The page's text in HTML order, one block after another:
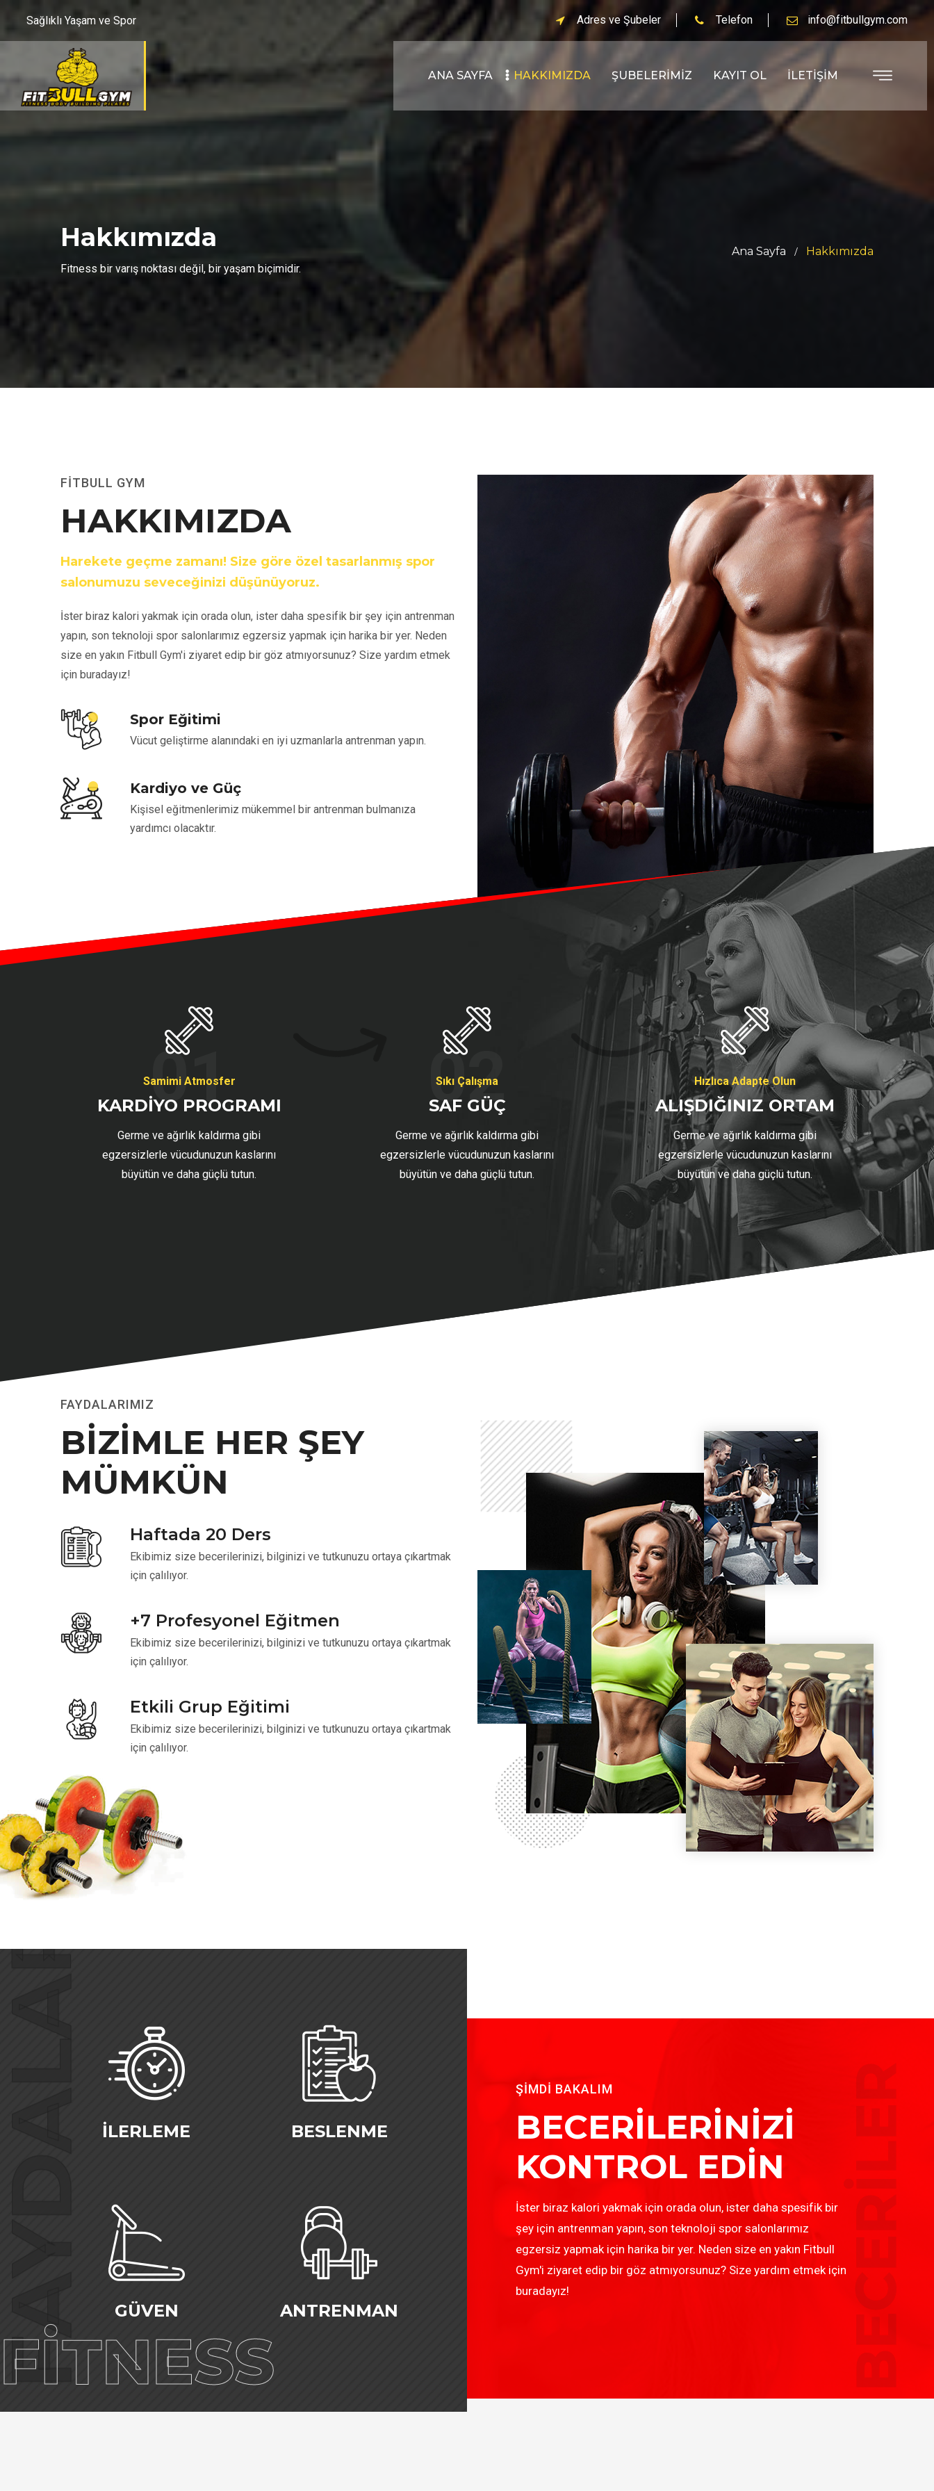
Sağlıklı Yaşam ve Spor Adres ve Şubeler Telefon info@fitbullgym.com
ANA SAYFA HAKKIMIZDA ŞUBELERIMIZ KAYIT OL İLETIŞIM
Hakkımızda
Fitness bir varış noktası değil, bir yaşam biçimidir.
Ana Sayfa Hakkımızda
FITBULL GYM
HAKKIMIZDA
Harekete geçme zamanı! Size göre özel tasarlanmış spor
salonumuzu seveceğinizi düşünüyoruz.
İster biraz kalori yakmak için orada olun, ister daha spesifik bir şey için antrenman
yapın, son teknoloji spor salonlarımız egzersiz yapmak için harika bir yer. Neden
size en yakın Fitbull Gym'i ziyaret edip bir göz atmıyorsunuz? Size yardım etmek
için buradayız!
Spor Eğitimi
Vücut geliştirme alanındaki en iyi uzmanlarla antrenman yapın.
Kardiyo ve Güç
Kişisel eğitmenlerimiz mükemmel bir antrenman bulmanıza
yardımcı olacaktır.
01
Samimi Atmosfer
KARDİYO PROGRAMI
Germe ve ağırlık kaldırma gibi
egzersizlerle vücudunuzun kaslarını
büyütün ve daha güçlü tutun.
02
Sıkı Çalışma
SAF GÜÇ
Germe ve ağırlık kaldırma gibi
egzersizlerle vücudunuzun kaslarını
büyütün ve daha güçlü tutun.
03
Hızlıca Adapte Olun
ALIŞDIĞINIZ ORTAM
Germe ve ağırlık kaldırma gibi
egzersizlerle vücudunuzun kaslarını
büyütün ve daha güçlü tutun.
FAYDALARIMIZ
BİZİMLE HER ŞEY
MÜMKÜN
Haftada 20 Ders
Ekibimiz size becerilerinizi, bilginizi ve tutkunuzu ortaya çıkartmak
için çalılıyor.
+7 Profesyonel Eğitmen
Ekibimiz size becerilerinizi, bilginizi ve tutkunuzu ortaya çıkartmak
için çalılıyor.
Etkili Grup Eğitimi
Ekibimiz size becerilerinizi, bilginizi ve tutkunuzu ortaya çıkartmak
için çalılıyor.
BECERİLER
FİTNESS
İLERLEME BESLENME
GÜVEN ANTRENMAN
ŞİMDİ BAKALIM
BECERİLERİNİZİ
KONTROL EDİN
İster biraz kalori yakmak için orada olun, ister daha spesifik bir
şey için antrenman yapın, son teknoloji spor salonlarımız
egzersiz yapmak için harika bir yer. Neden size en yakın Fitbull
Gym'i ziyaret edip bir göz atmıyorsunuz? Size yardım etmek için
buradayız!